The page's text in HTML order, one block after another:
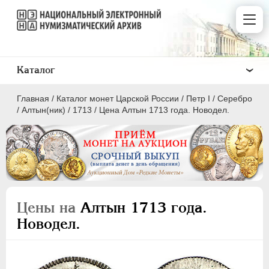
Главная / Каталог монет Царской России / Пeтр I / Серебро
/ Алтын(ник) / 1713 / Цена Алтын 1713 года. Новодел.
Цены на Алтын 1713 года.
Новодел.
Каталог
ПEТР I 1699 - 1725
Серебро